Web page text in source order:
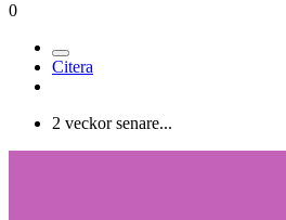
0
Citera
2 veckor senare...